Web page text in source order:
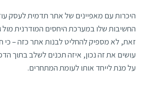
היכרות עם מאפיינים של אתר תדמית לעסק
החשיבות שלו במערכת היחסים המודרנית מול
זאת, לא מספיק להחליט לבנות אתר כזה – כי
עושים את זה נכון, איזה תכנים לשלב בתוך
על מנת לייחד אותו לעומת המתחרים.